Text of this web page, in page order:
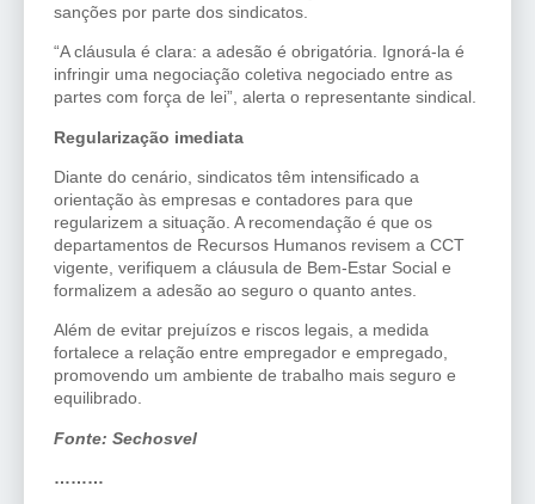
sanções por parte dos sindicatos.
“A cláusula é clara: a adesão é obrigatória. Ignorá-la é
infringir uma negociação coletiva negociado entre as
partes com força de lei”, alerta o representante sindical.
Regularização imediata
Diante do cenário, sindicatos têm intensificado a
orientação às empresas e contadores para que
regularizem a situação. A recomendação é que os
departamentos de Recursos Humanos revisem a CCT
vigente, verifiquem a cláusula de Bem-Estar Social e
formalizem a adesão ao seguro o quanto antes.
Além de evitar prejuízos e riscos legais, a medida
fortalece a relação entre empregador e empregado,
promovendo um ambiente de trabalho mais seguro e
equilibrado.
Fonte: Sechosvel
………